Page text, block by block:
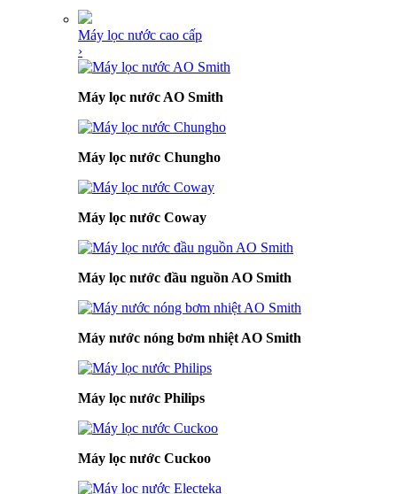
Máy lọc nước cao cấp
›
Máy lọc nước AO Smith
Máy lọc nước Chungho
Máy lọc nước Coway
Máy lọc nước đầu nguồn AO Smith
Máy nước nóng bơm nhiệt AO Smith
Máy lọc nước Philips
Máy lọc nước Cuckoo